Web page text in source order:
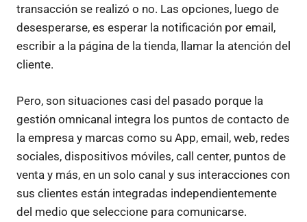
transacción se realizó o no. Las opciones, luego de
desesperarse, es esperar la notificación por email,
escribir a la página de la tienda, llamar la atención del
cliente.
Pero, son situaciones casi del pasado porque la
gestión omnicanal integra los puntos de contacto de
la empresa y marcas como su App, email, web, redes
sociales, dispositivos móviles, call center, puntos de
venta y más, en un solo canal y sus interacciones con
sus clientes están integradas independientemente
del medio que seleccione para comunicarse.